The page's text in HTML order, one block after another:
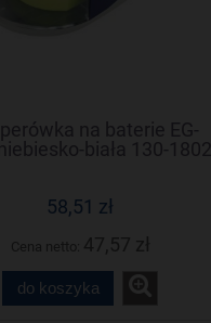
na baterie EG-
biała 130-1802
58,51 zł
do koszyka